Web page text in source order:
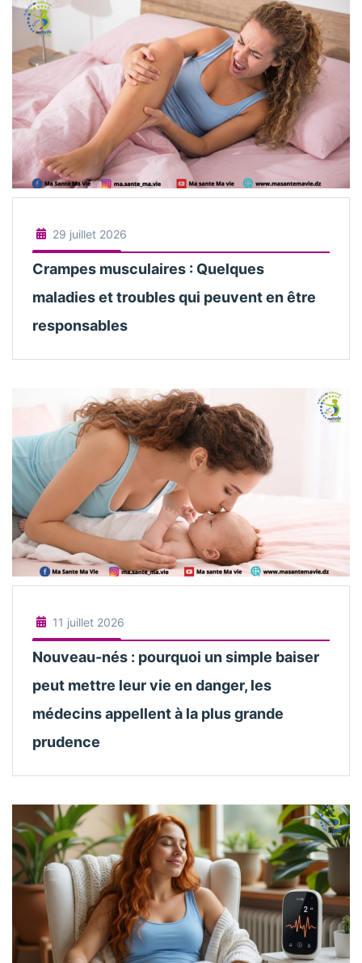
29 juillet 2026
Crampes musculaires : Quelques
maladies et troubles qui peuvent en être
responsables
11 juillet 2026
Nouveau-nés : pourquoi un simple baiser
peut mettre leur vie en danger, les
médecins appellent à la plus grande
prudence